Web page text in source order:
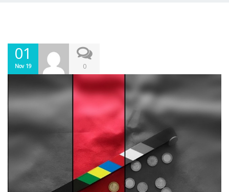
01
Nov 19 0